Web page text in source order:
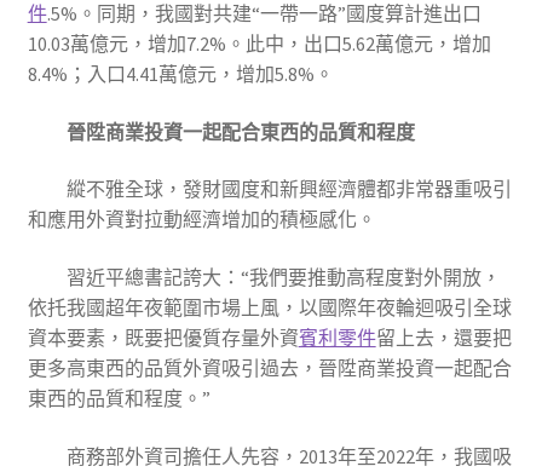
件.5%。同期，我國對共建“一帶一路”國度算計進出口
10.03萬億元，增加7.2%。此中，出口5.62萬億元，增加
8.4%；入口4.41萬億元，增加5.8%。
晉陞商業投資一起配合東西的品質和程度
縱不雅全球，發財國度和新興經濟體都非常器重吸引
和應用外資對拉動經濟增加的積極感化。
習近平總書記誇大：“我們要推動高程度對外開放，
依托我國超年夜範圍市場上風，以國際年夜輪迴吸引全球
資本要素，既要把優質存量外資賓利零件留上去，還要把
更多高東西的品質外資吸引過去，晉陞商業投資一起配合
東西的品質和程度。”
商務部外資司擔任人先容，2013年至2022年，我國吸